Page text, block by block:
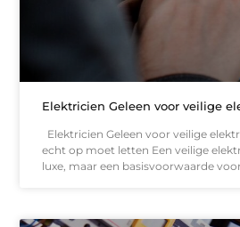
Elektricien Geleen voor veilige
Elektricien Geleen voor veilige
echt op moet letten Een veilige
luxe, maar een basisvoorwaarde